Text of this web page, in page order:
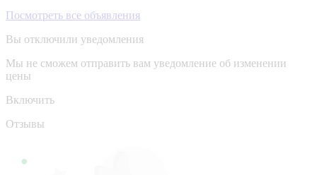
Посмотреть все объявления
Вы отключили уведомления
Мы не сможем отправить вам уведомление об изменении
цены
Включить
Отзывы